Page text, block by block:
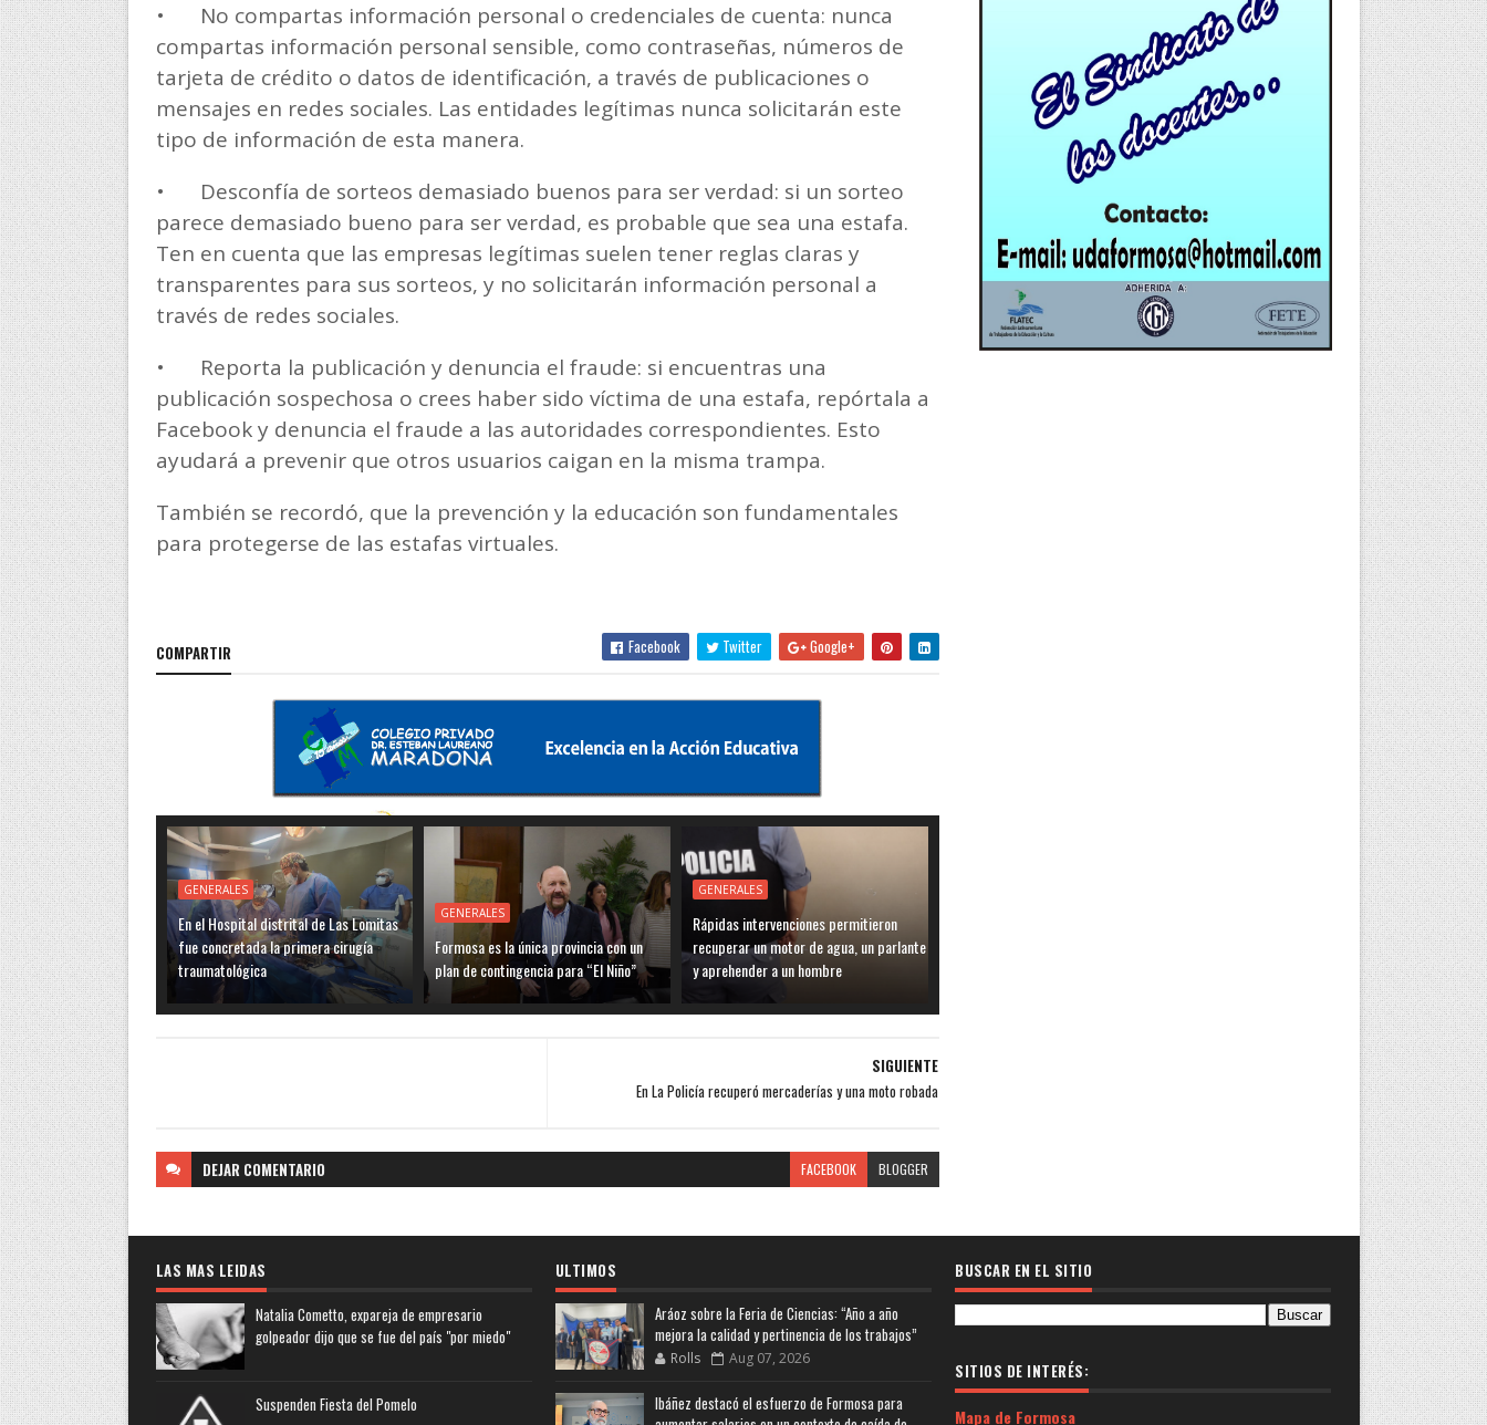
•
No compartas información personal o credenciales de cuenta: nunca
compartas información personal sensible, como contraseñas, números de
tarjeta de crédito o datos de identificación, a través de publicaciones o
mensajes en redes sociales. Las entidades legítimas nunca solicitarán este
tipo de información de esta manera.
•
Desconfía de sorteos demasiado buenos para ser verdad: si un sorteo
parece demasiado bueno para ser verdad, es probable que sea una estafa.
Ten en cuenta que las empresas legítimas suelen tener reglas claras y
transparentes para sus sorteos, y no solicitarán información personal a
través de redes sociales.
•
Reporta la publicación y denuncia el fraude: si encuentras una
publicación sospechosa o crees haber sido víctima de una estafa, repórtala a
Facebook y denuncia el fraude a las autoridades correspondientes. Esto
ayudará a prevenir que otros usuarios caigan en la misma trampa.
También se recordó, que la prevención y la educación son fundamentales
para protegerse de las estafas virtuales.
COMPARTIR Facebook Twitter Google+
GENERALES
En el Hospital distrital de Las Lomitas
fue concretada la primera cirugía
traumatológica
GENERALES
Formosa es la única provincia con un
plan de contingencia para “El Niño”
GENERALES
Rápidas intervenciones permitieron
recuperar un motor de agua, un parlante
y aprehender a un hombre
SIGUIENTE
En La Policía recuperó mercaderías y una moto robada
DEJAR COMENTARIO FACEBOOK BLOGGER
LAS MAS LEIDAS
Natalia Cometto, expareja de empresario
golpeador dijo que se fue del país "por miedo"
Suspenden Fiesta del Pomelo
ULTIMOS
Aráoz sobre la Feria de Ciencias: “Año a año
mejora la calidad y pertinencia de los trabajos”
Rolls Aug 07, 2026
Ibáñez destacó el esfuerzo de Formosa para
BUSCAR EN EL SITIO
SITIOS DE INTERÉS:
Mapa de Formosa